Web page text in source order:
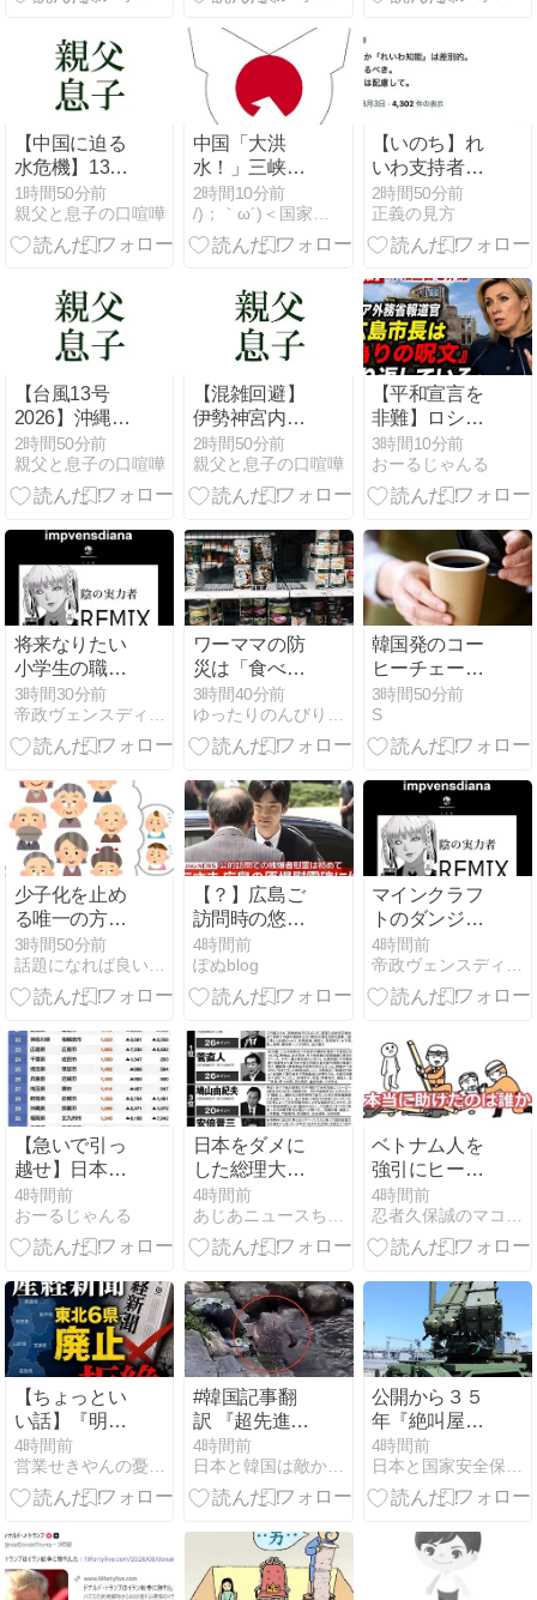
道路水没」中
国政府「高速
道路封鎖！」
中国ダム「緊
急放流に合わ
せて開門（土
砂崩れ発生」
→
【中国に迫る
水危機】13億
人を支える地
下水が枯渇？
大都市で進
下”の実態！
政治ニュー
1時間50分前
親父と息子の口喧嘩
中国「大洪
水！」三峡ダ
ム「決壊危
機」台風13号
「三峡直撃確
も強い勢力で
接近！（伊勢
湾台風級」台
風13号と15号
「中国本土で
ぶつかり合う
（前代未聞」
→
2時間10分前
【いのち】れ
いわ支持者
「『れいわ信
者』『れいわ
知能』は差別
用語にすべ
き。オールド
メディアは配
慮を」→かわ
りにピッタリ
の名称が爆誕
してしまうw
2時間50分前
正義の見方
【台風13号
2026】沖縄付
近で「非常に
強い」勢力に
再発達 荒天に
（7日18時最
新情
2時間50分前
親父と息子の口喧嘩
【混雑回避】
伊勢神宮内宮
の近くへ行け
るのに観光客
は利用しない
留所がありま
した 謎の
2時間50分前
親父と息子の口喧嘩
【平和宣言を
非難】ロシア
外務省報道官
「広島市長は
『偽りの呪
ている」
3時間10分前
おーるじゃんる
将来なりたい
小学生の職業
にクレープ屋
とお花屋さん
とあとゲーム
が@v@楽しく
て収入良さそ
うなのゲーム
会社だけだな
ぁ～でっ君は
ブレス担当ね
3時間30分前
ワーママの防
災は「食べる
備蓄」で解
決。毎日の時
短レシピで非
せる
3時間40分前
韓国発のコー
ヒーチェー
ン、日本に
続々上陸
3時間50分前
S
少子化を止め
る唯一の方法
は『女性の意
識改革』なの
か？
3時間50分前
【？】広島ご
訪問時の悠仁
様の県民お出
迎えが変…
4時間前
ぽぬblog
マインクラフ
トのダンジョ
ンつうううう
うううううう
うう発
っぷーＲＰＧ
ＲＰＧ！
4時間前
【急いで引っ
越せ】日本人
が減り｢外国人
が増えた｣市区
町村ランキン
4時間前
おーるじゃんる
日本をダメに
した総理大
臣、ワースト
１位が同点で
この人ｗｗｗ
4時間前
あじあニュースちゃんねる
ベトナム人を
強引にヒーロ
ーに仕立て上
げるマスゴミ
の悪辣さ
4時間前
忍者久保誠のマコトのブログ
【ちょっとい
い話】『明日
は 御座無（ご
ざな） く 候
（そうろう）
煕、
4時間前
営業せきやんの憂鬱2
#韓国記事翻
訳 『超先進
国！韓国国民
様、真昼のソ
ウルのど真ん
『いくらなん
でもあそこで
●を擦るの
4時間前
日本と韓国は敵か？味方か？
公開から３５
年『絶叫屋敷
へいらっしゃ
い！』アメリ
カン下品アメ
メリカは下品
4時間前
日本と国家安全保障 田中大介